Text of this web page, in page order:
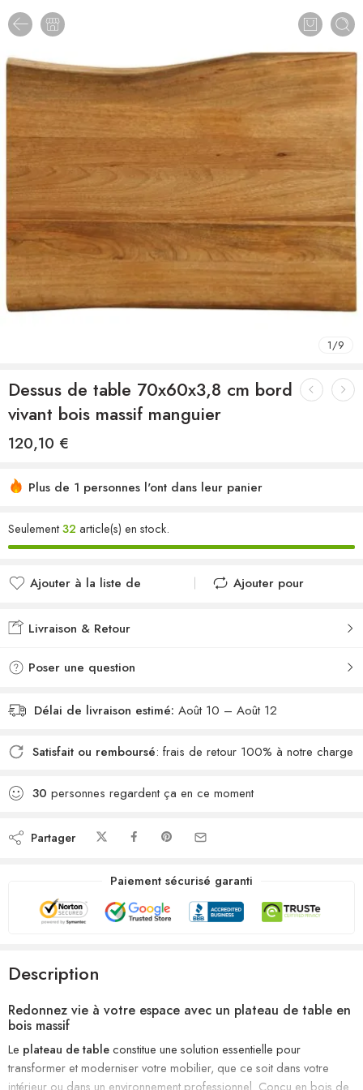
1/9
Dessus de table 70x60x3,8 cm bord
vivant bois massif manguier
120,10 €
Plus de 1 personnes l'ont dans leur panier
Seulement32 article(s) en stock.
Ajouter à la liste de
Ajouté à la liste de
Ajouter pour
Livraison & Retour
Poser une question
Délai de livraison estimé: Août 10 – Août 12
Satisfait ou remboursé: frais de retour 100% à notre charge
30 personnes regardent ça en ce moment
Partager
Paiement sécurisé garanti
Description
Redonnez vie à votre espace avec un plateau de table en
bois massif
Le plateau de tableconstitue une solution essentielle pour
transformer et moderniser votre mobilier, que ce soit dans votre
intérieur ou dans un environnement professionnel. Conçu en bois de